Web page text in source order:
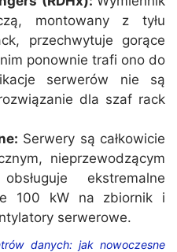
montowany z tyłu
przechwytuje gorące
ponownie trafi ono do
serwerów nie są
dla szaf rack
Serwery są całkowicie
nieprzewodzącym
ekstremalne
100 kW na zbiornik i
serwerowe.
danych: jak nowoczesne